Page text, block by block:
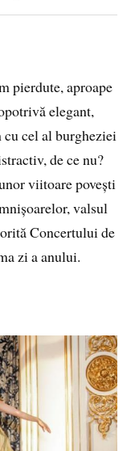
pierdute, aproape
elegant,
cel al burgheziei
de ce nu?
viitoare povești
valsul
Concertului de
zi a anului.